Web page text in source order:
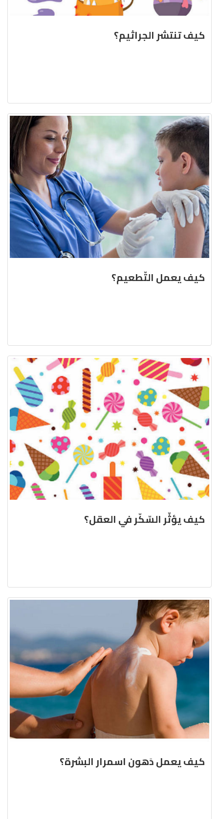
كيف تنتشر الجراثيم؟
كيف يعمل التّطعيم؟
كيف يؤثّر السّكّر في العقل؟
كيف يعمل دَهون اسمرار البشرة؟